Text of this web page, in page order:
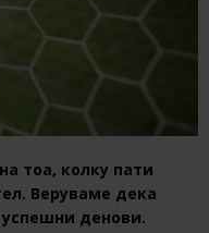
тоа, колку пати
Веруваме дека
денови.